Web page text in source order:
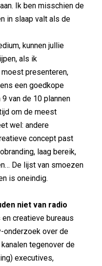
Ik ben misschien de
in slaap valt als de
kunnen jullie
als ik
presenteren,
een goedkope
van de 10 plannen
om de meest
wel: andere
concept past
laag bereik,
De lijst van smoezen
is oneindig.
niet van radio
creatieve bureaus
onderzoek over de
tegenover de
executives,